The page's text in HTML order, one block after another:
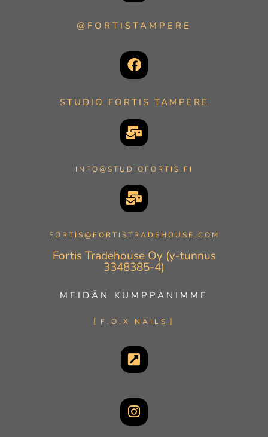
@FORTISTAMPERE
STUDIO FORTIS TAMPERE
INFO@STUDIOFORTIS.FI
FORTIS@FORTISTRADEHOUSE.COM
Fortis Tradehouse Oy (y-tunnus
3348385-4)
MEIDÄN KUMPPANIMME
F.O.X NAILS